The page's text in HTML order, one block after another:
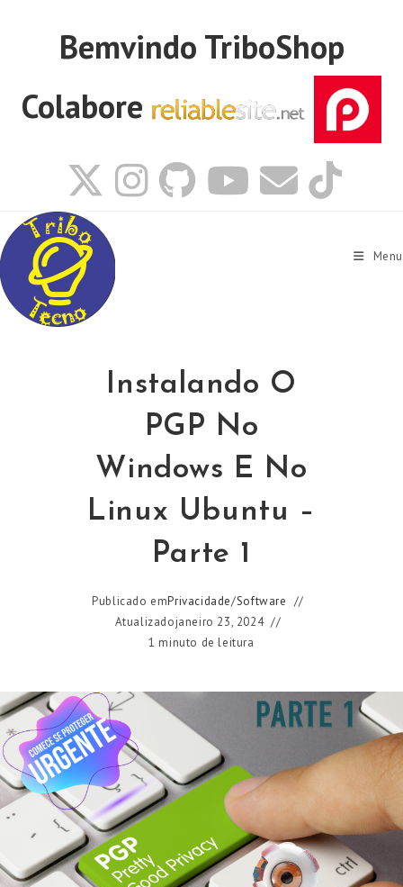
Bemvindo TriboShop
Colabore
Menu
Instalando O
PGP No
Windows E No
Linux Ubuntu –
Parte 1
Publicado emPrivacidade/Software
Atualizadojaneiro 23, 2024
1 minuto de leitura